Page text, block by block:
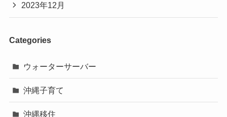
2023年12月
Categories
ウォーターサーバー
沖縄子育て
沖縄移住